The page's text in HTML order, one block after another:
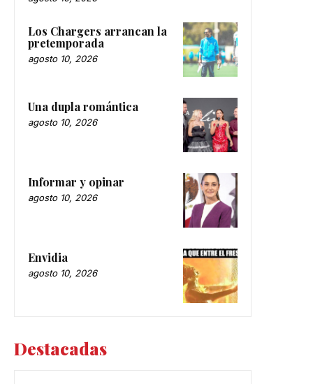
Los Chargers arrancan la
pretemporada
agosto 10, 2026
Una dupla romántica
agosto 10, 2026
Informar y opinar
agosto 10, 2026
Envidia
agosto 10, 2026
Destacadas